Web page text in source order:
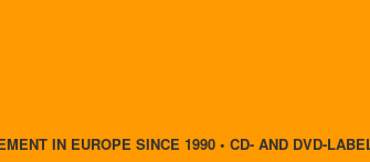
IN EUROPE SINCE 1990 • CD- AND DVD-